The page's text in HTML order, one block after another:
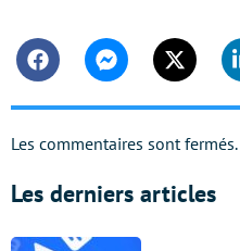
FacebookMessengerTwitter
Les commentaires sont fermés.
Les derniers articles